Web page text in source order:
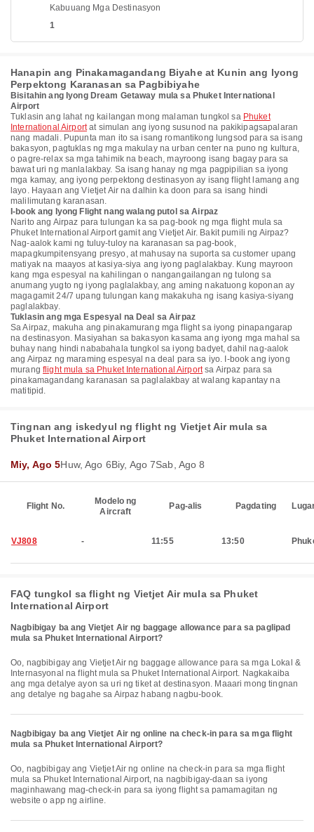
Kabuuang Mga Destinasyon
1
Hanapin ang Pinakamagandang Biyahe at Kunin ang Iyong
Perpektong Karanasan sa Pagbibiyahe
Bisitahin ang Iyong Dream Getaway mula sa Phuket International
Airport
Tuklasin ang lahat ng kailangan mong malaman tungkol sa Phuket
International Airportat simulan ang iyong susunod na pakikipagsapalaran
nang madali. Pupunta man ito sa isang romantikong lungsod para sa isang
bakasyon, pagtuklas ng mga makulay na urban center na puno ng kultura,
o pagre-relax sa mga tahimik na beach, mayroong isang bagay para sa
bawat uri ng manlalakbay. Sa isang hanay ng mga pagpipilian sa iyong
mga kamay, ang iyong perpektong destinasyon ay isang flight lamang ang
layo. Hayaan ang Vietjet Air na dalhin ka doon para sa isang hindi
malilimutang karanasan.
I-book ang Iyong Flight nang walang putol sa Airpaz
Narito ang Airpaz para tulungan ka sa pag-book ng mga flight mula sa
Phuket International Airport gamit ang Vietjet Air. Bakit pumili ng Airpaz?
Nag-aalok kami ng tuluy-tuloy na karanasan sa pag-book,
mapagkumpitensyang presyo, at mahusay na suporta sa customer upang
matiyak na maayos at kasiya-siya ang iyong paglalakbay. Kung mayroon
kang mga espesyal na kahilingan o nangangailangan ng tulong sa
anumang yugto ng iyong paglalakbay, ang aming nakatuong koponan ay
magagamit 24/7 upang tulungan kang makakuha ng isang kasiya-siyang
paglalakbay.
Tuklasin ang mga Espesyal na Deal sa Airpaz
Sa Airpaz, makuha ang pinakamurang mga flight sa iyong pinapangarap
na destinasyon. Masiyahan sa bakasyon kasama ang iyong mga mahal sa
buhay nang hindi nababahala tungkol sa iyong badyet, dahil nag-aalok
ang Airpaz ng maraming espesyal na deal para sa iyo. I-book ang iyong
murang flight mula sa Phuket International Airportsa Airpaz para sa
pinakamagandang karanasan sa paglalakbay at walang kapantay na
matitipid.
Tingnan ang iskedyul ng flight ng Vietjet Air mula sa
Phuket International Airport
Miy, Ago 5Huw, Ago 6Biy, Ago 7Sab, Ago 8
Flight No.
Modelo ng
Aircraft
Pag-alis Pagdating
VJ808 - 11:55 13:50
FAQ tungkol sa flight ng Vietjet Air mula sa Phuket
International Airport
Nagbibigay ba ang Vietjet Air ng baggage allowance para sa paglipad
mula sa Phuket International Airport?
Oo, nagbibigay ang Vietjet Air ng baggage allowance para sa mga Lokal &
Internasyonal na flight mula sa Phuket International Airport. Nagkakaiba
ang mga detalye ayon sa uri ng tiket at destinasyon. Maaari mong tingnan
ang detalye ng bagahe sa Airpaz habang nagbu-book.
Nagbibigay ba ang Vietjet Air ng online na check-in para sa mga flight
mula sa Phuket International Airport?
Oo, nagbibigay ang Vietjet Air ng online na check-in para sa mga flight
mula sa Phuket International Airport, na nagbibigay-daan sa iyong
maginhawang mag-check-in para sa iyong flight sa pamamagitan ng
website o app ng airline.